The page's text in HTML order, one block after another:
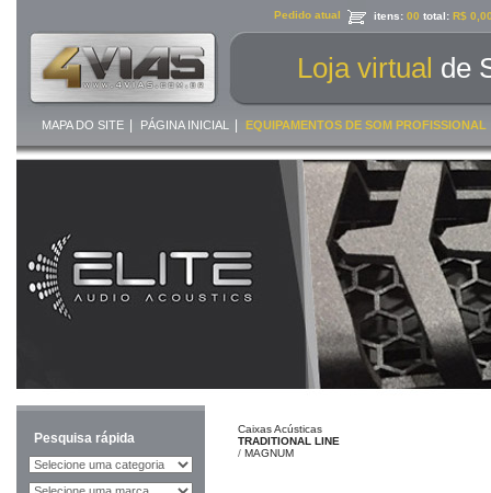
Pedido atual itens: 00 total: R$
Loja virtual de
MAPA DO SITE PÁGINA INICIAL EQUIPAMENTOS DE SOM PROFISSIONAL
Pesquisa rápida
Caixas Acústicas
TRADITIONAL LINE
/ MAGNUM